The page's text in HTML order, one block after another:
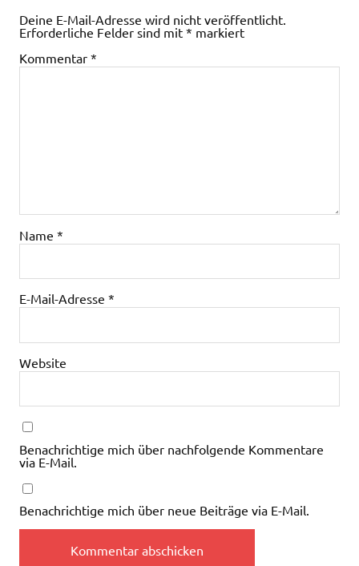
Deine E-Mail-Adresse wird nicht veröffentlicht.
Erforderliche Felder sind mit * markiert
Kommentar *
Name *
E-Mail-Adresse *
Website
Benachrichtige mich über nachfolgende Kommentare
via E-Mail.
Benachrichtige mich über neue Beiträge via E-Mail.